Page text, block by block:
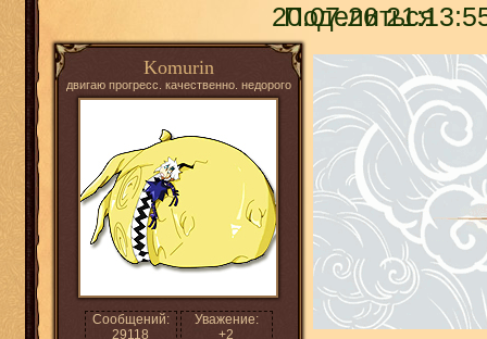
Поделиться
20.07.26
Komurin
двигаю прогресс. качественно. недорого
Сообщений:
29118
Уважение:
+2